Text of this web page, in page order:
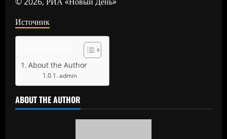
Источник
About the Author
admin
ABOUT THE AUTHOR